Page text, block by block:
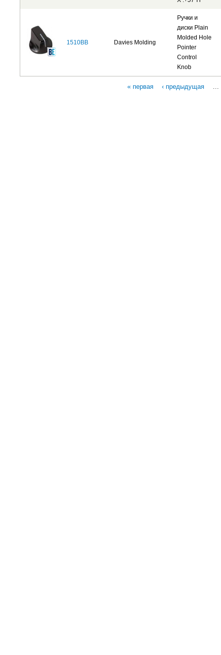
1510BB Davies Molding
Ручки и
диски Plain
Molded Hole
Pointer
Control
Knob
« первая ‹ предыдущая